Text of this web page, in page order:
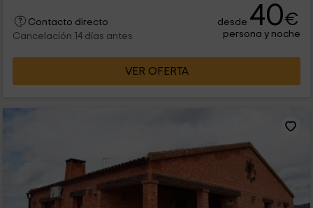
Contacto directo
Cancelación 14 días antes
desde 40€
persona y noche
VER OFERTA